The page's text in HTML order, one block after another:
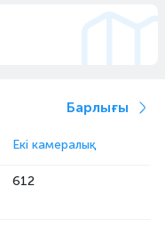
Барлығы
Екі камералық
612